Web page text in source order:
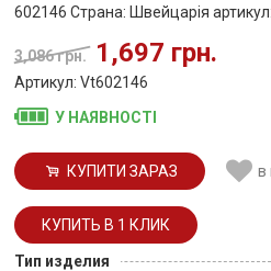
602146 Страна: Швейцарія
3,086 грн. 1,697 грн.
Артикул: Vt602146
У НАЯВНОСТІ
КУПИТИ ЗАРАЗ в
Тип изделия